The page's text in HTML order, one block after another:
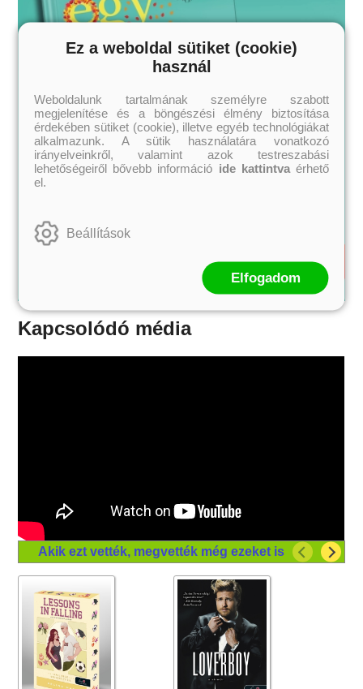
Kapcsolódó média
Akik ezt vették, megvették még ezeket is
Ez a weboldal sütiket (cookie)
használ
Weboldalunk tartalmának személyre szabott
megjelenítése és a böngészési élmény biztosítása
érdekében sütiket (cookie), illetve egyéb technológiákat
alkalmazunk. A sütik használatára vonatkozó
irányelveinkről, valamint azok testreszabási
lehetőségeiről bővebb információ ide kattintvaérhető
el.
Beállítások
Elfogadom